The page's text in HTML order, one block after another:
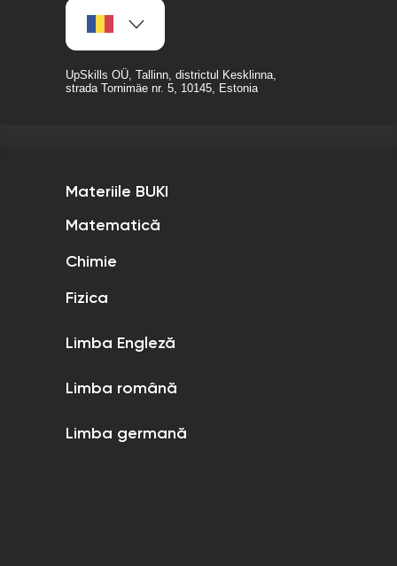
UpSkills OÜ, Tallinn, districtul Kesklinna,
strada Tornimäe nr. 5, 10145, Estonia
Materiile BUKI
Matematică
Chimie
Fizica
Limba Engleză
Limba română
Limba germană